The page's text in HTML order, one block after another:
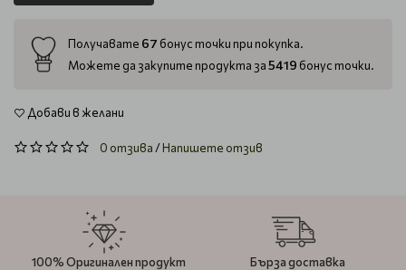
Получавате 67 бонус точки при покупка.
Можете да закупите продукта за5419 бонус точки.
Добави в желани
0 отзива/Напишете отзив
100% Оригинален продукт Бърза доставка